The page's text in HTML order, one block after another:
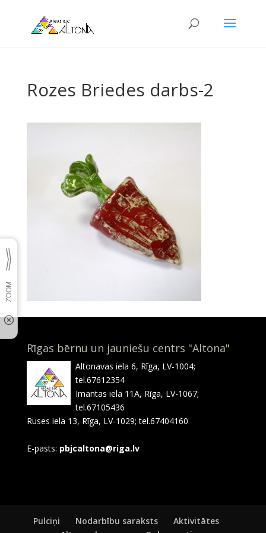
Rozes Briedes darbs-2
Rīgas bērnu un jauniešu centrs "Altona"
Altonavas iela 6, Rīga, LV-1004;
tel.67612354
Imantas iela 11A, Rīga, LV-1067;
tel.67105436
Ruses iela 13, Rīga, LV-1029; tel.67404160
E-pasts: pbjcaltona@riga.lv
Pulciņi Nodarbību saraksts
Aktivitātes